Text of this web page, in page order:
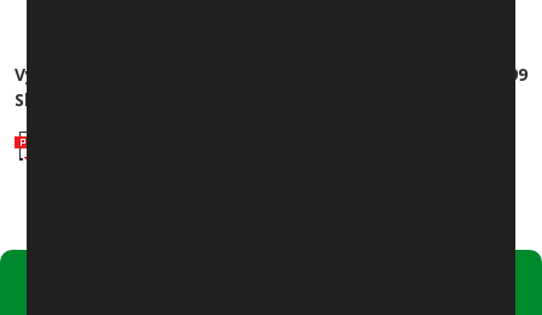
Výroční zpráva o poskytování informací dle zákona 106/99
Sb., za rok 2016